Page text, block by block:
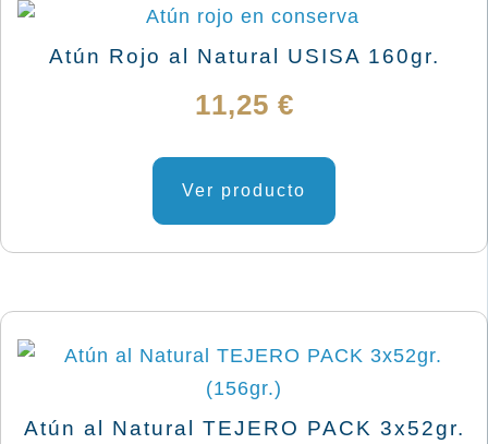
Atún Rojo al Natural USISA 160gr.
11,25 €
Ver producto
Atún al Natural TEJERO PACK 3x52gr.